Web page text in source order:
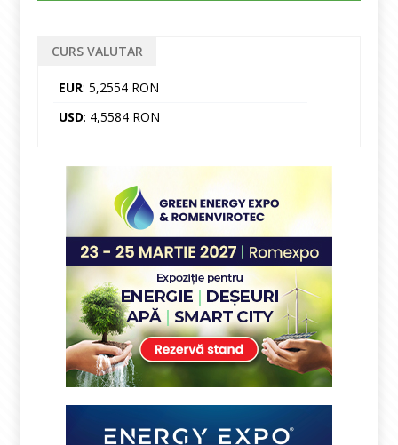
CURS VALUTAR
EUR: 5,2554 RON
USD: 4,5584 RON